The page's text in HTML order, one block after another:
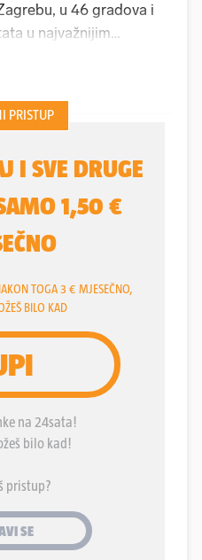
u 46 gradova i
u najvažnijim
nakon 32 godine
se nametnula
U bitku za Rijeku
kruga od 41,07 posto
izborio je dosadašnji
ovacMarko Filipović,